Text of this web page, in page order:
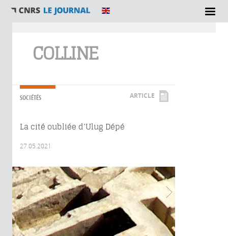
COLLINE
SOCIÉTÉS ARTICLE
La cité oubliée d’Ulug Dépé
27.05.2021